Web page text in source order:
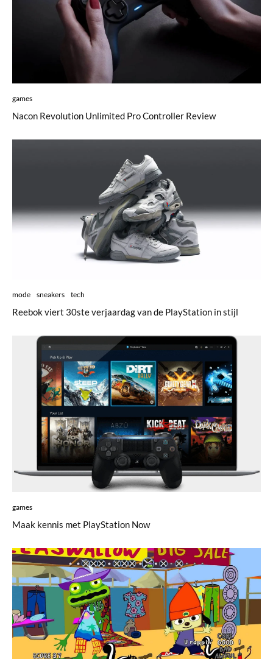
games
Nacon Revolution Unlimited Pro Controller Review
mode sneakers tech
Reebok viert 30ste verjaardag van de PlayStation in stijl
games
Maak kennis met PlayStation Now